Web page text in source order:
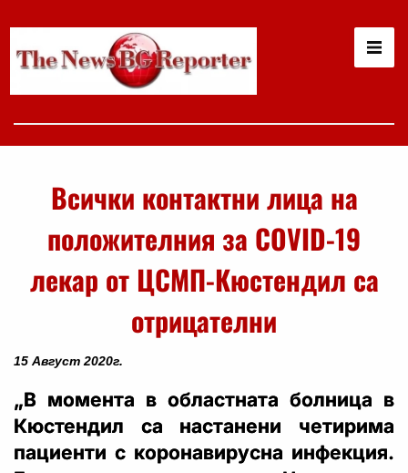
Всички контактни лица на
положителния за COVID-19
лекар от ЦСМП-Кюстендил са
отрицателни
15 Август 2020г.
„В момента в областната болница в
Кюстендил са настанени четирима
пациенти с коронавирусна инфекция.